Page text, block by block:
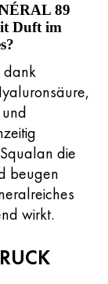
89
Duft im
dank
die
beugen
wirkt.